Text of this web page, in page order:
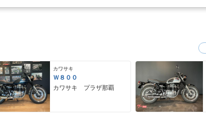
カワサキ
Ｗ８００
カワサキ プラザ那覇